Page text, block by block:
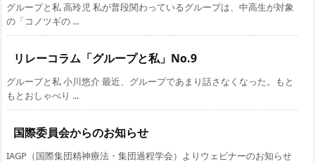
グループと私 高玲児 私が普段関わっているグループは、中高生が対象
の「コノツギの ...
リレーコラム「グループと私」No.9
グループと私 小川悠介 最近、グループであまり話さなくなった。もと
もとおしゃべり ...
国際委員会からのお知らせ
IAGP（国際集団精神療法・集団過程学会）よりウェビナーのお知らせ